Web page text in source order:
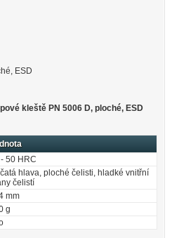
ESD
kleště PN 5006 D, ploché, ESD
50 HRC
hlava, ploché čelisti, hladké vnitřní
čelistí
mm
g